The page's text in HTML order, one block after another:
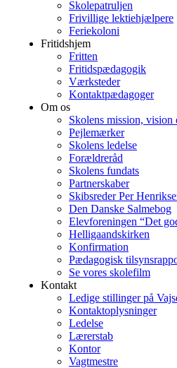
Skolepatruljen
Frivillige lektiehjælpere
Feriekoloni
Fritidshjem
Fritten
Fritidspædagogik
Værksteder
Kontaktpædagoger
Om os
Skolens mission,
Pejlemærker
Skolens ledelse
Forældreråd
Skolens fundats
Partnerskaber
Skibsreder Per
Den Danske Salmebog
Elevforeningen “Det
Helligaandskirken
Konfirmation
Pædagogisk
Se vores skolefilm
Kontakt
Ledige stillinger på
Kontaktoplysninger
Ledelse
Lærerstab
Kontor
Vagtmestre